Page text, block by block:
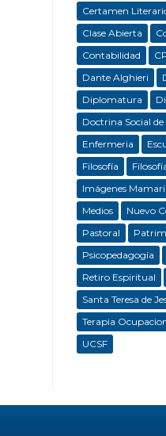
Certamen
Clase Abierta
Contabilidad
Dante Alghieri
Diplomatura
Doctrina Social de
Enfermeria
Filosofía
Imágenes
Medios
Nuevo
Pastoral
Psicopedagogía
Retiro Espiritual
Santa Teresa de
Terapia
UCSF